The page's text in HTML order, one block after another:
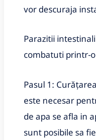
vor descuraja
Parazitii
combatuti printr-
Pasul 1:
este necesar
de apa se afla in
sunt posibile sa